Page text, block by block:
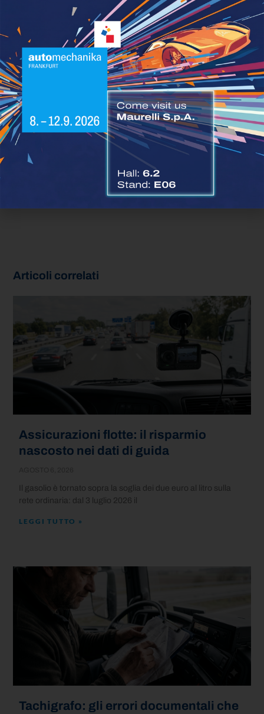
Resta sempre aggiornato sulle più recentiNews di
settore
Condividi questo articolo:
Articoli correlati
Assicurazioni flotte: il risparmio
nascosto nei dati di guida
Il gasolio è tornato sopra la soglia dei due euro al litro sulla
rete ordinaria: dal 3 luglio 2026 il
LEGGI TUTTO »
Tachigrafo: gli errori documentali che